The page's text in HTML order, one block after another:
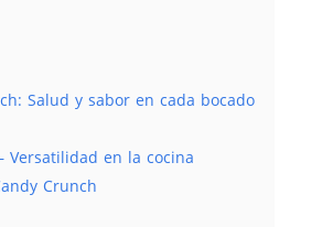
Salud y sabor en cada bocado
Versatilidad en la cocina
Crunch